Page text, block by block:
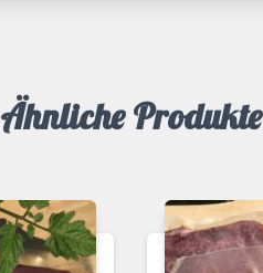
Ähnliche Produkte